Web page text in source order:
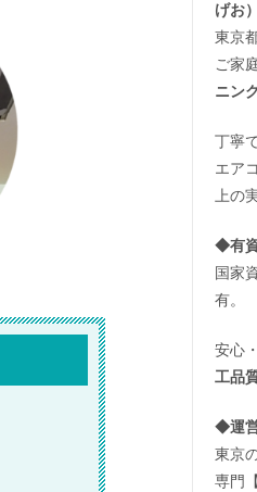
げお）
東京
ご家
ニン
丁寧
エア
上の
◆有
国家
有。
安心
工品
◆運
東京
専門